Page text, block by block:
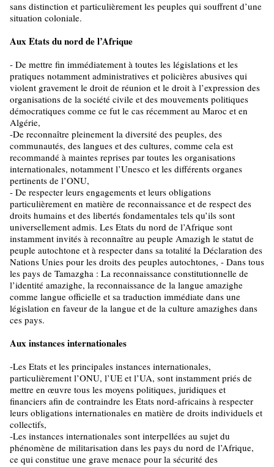
sans distinction et particulièrement les peuples qui souffrent d’une
situation coloniale.
Aux Etats du nord de l’Afrique
- De mettre fin immédiatement à toutes les législations et les
pratiques notamment administratives et policières abusives qui
violent gravement le droit de réunion et le droit à l’expression des
organisations de la société civile et des mouvements politiques
démocratiques comme ce fut le cas récemment au Maroc et en
Algérie,
-De reconnaître pleinement la diversité des peuples, des
communautés, des langues et des cultures, comme cela est
recommandé à maintes reprises par toutes les organisations
internationales, notamment l’Unesco et les différents organes
pertinents de l’ONU,
- De respecter leurs engagements et leurs obligations
particulièrement en matière de reconnaissance et de respect des
droits humains et des libertés fondamentales tels qu’ils sont
universellement admis. Les Etats du nord de l’Afrique sont
instamment invités à reconnaître au peuple Amazigh le statut de
peuple autochtone et à respecter dans sa totalité la Déclaration des
Nations Unies pour les droits des peuples autochtones, - Dans tous
les pays de Tamazgha : La reconnaissance constitutionnelle de
l’identité amazighe, la reconnaissance de la langue amazighe
comme langue officielle et sa traduction immédiate dans une
législation en faveur de la langue et de la culture amazighes dans
ces pays.
Aux instances internationales
-Les Etats et les principales instances internationales,
particulièrement l’ONU, l’UE et l’UA, sont instamment priés de
mettre en œuvre tous les moyens politiques, juridiques et
financiers afin de contraindre les Etats nord-africains à respecter
leurs obligations internationales en matière de droits individuels et
collectifs,
-Les instances internationales sont interpellées au sujet du
phénomène de militarisation dans les pays du nord de l’Afrique,
ce qui constitue une grave menace pour la sécurité des